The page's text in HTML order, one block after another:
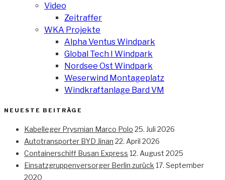
Video
Zeitraffer
WKA Projekte
Alpha Ventus Windpark
Global Tech I Windpark
Nordsee Ost Windpark
Weserwind Montageplatz
Windkraftanlage Bard VM
NEUESTE BEITRÄGE
Kabelleger Prysmian Marco Polo 25. Juli 2026
Autotransporter BYD Jinan 22. April 2026
Containerschiff Busan Express 12. August 2025
Einsatzgruppenversorger Berlin zurück 17. September
2020